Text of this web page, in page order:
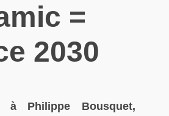
=
2030
à Philippe Bousquet,